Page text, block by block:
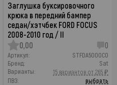
Заглушка буксировочного
крюка в передний бампер
седан/хэтчбек FORD FOCUS
2008-2010 год / II
0,00
0
Артикул:
STFDA5000C0
Бренд:
Sat
Варианты:
15 вариантов от 265 ₽
ПВЗ:
выбрать